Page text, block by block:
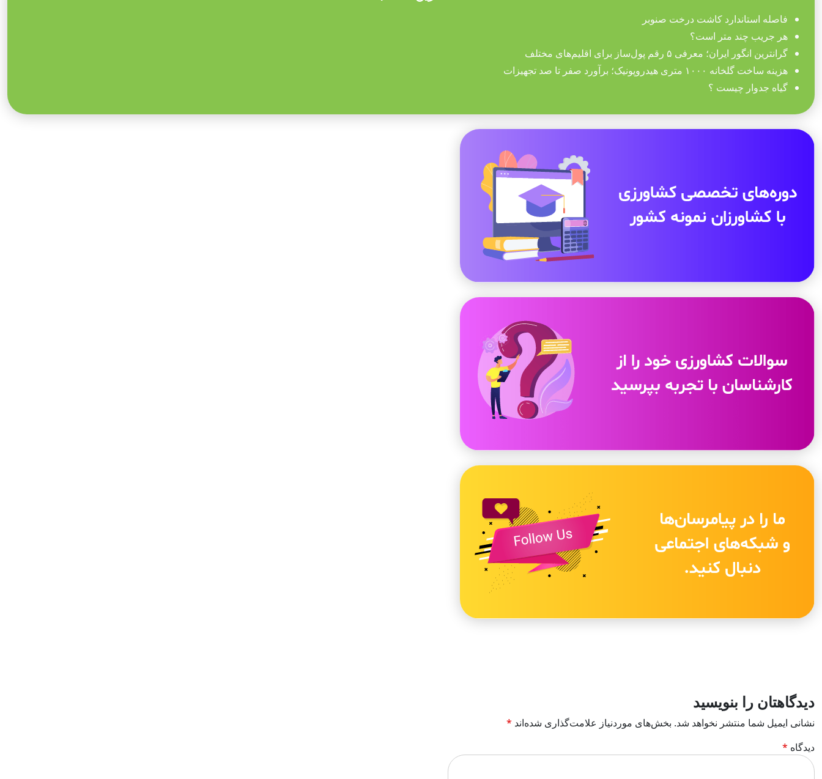
فاصله استاندارد کاشت درخت صنوبر
هر جریب چند متر است؟
گرانترین انگور ایران؛ معرفی ۵ رقم پول‌ساز برای اقلیم‌های مختلف
هزینه ساخت گلخانه ۱۰۰۰ متری هیدروپونیک؛ برآورد صفر تا صد تجهیزات
گیاه جدوار چیست ؟
دیدگاهتان را بنویسید
نشانی ایمیل شما منتشر نخواهد شد. بخش‌های موردنیاز علامت‌گذاری شده‌اند *
دیدگاه *